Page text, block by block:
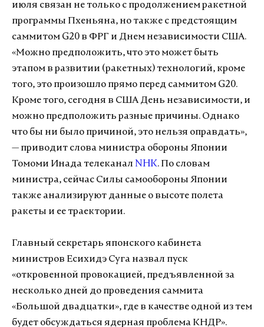
июля связан не только с продолжением ракетной
программы Пхеньяна, но также с предстоящим
саммитом G20 в ФРГ и Днем независимости США.
«Можно предположить, что это может быть
этапом в развитии (ракетных) технологий, кроме
того, это произошло прямо перед саммитом G20.
Кроме того, сегодня в США День независимости, и
можно предположить разные причины. Однако
что бы ни было причиной, это нельзя оправдать»,
— приводит слова министра обороны Японии
Томоми Инада телеканал NHK. По словам
министра, сейчас Силы самообороны Японии
также анализируют данные о высоте полета
ракеты и ее траектории.
Главный секретарь японского кабинета
министров Есихидэ Суга назвал пуск
«откровенной провокацией, предъявленной за
несколько дней до проведения саммита
«Большой двадцатки», где в качестве одной из тем
будет обсуждаться ядерная проблема КНДР».